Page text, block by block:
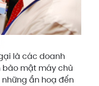
là các doanh
mật máy chủ
ẩn hoạ đến